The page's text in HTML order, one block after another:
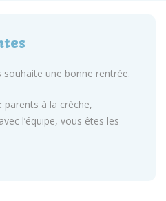
souhaite une bonne rentrée.
parents à la crèche,
l’équipe, vous êtes les